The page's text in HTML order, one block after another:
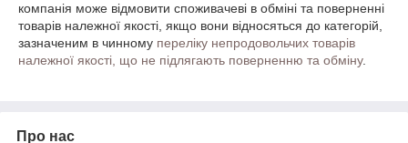
компанія може відмовити споживачеві в обміні та поверненні
товарів належної якості, якщо вони відносяться до категорій,
зазначеним в чинному переліку непродовольчих товарів
належної якості, що не підлягають поверненню та обміну.
Про нас